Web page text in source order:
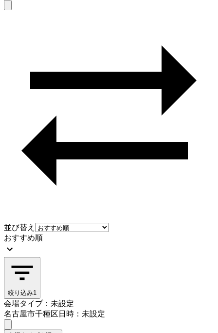
並び替え
おすすめ順
絞り込み1
会場タイプ：未設定
名古屋市千種区日時：未設定